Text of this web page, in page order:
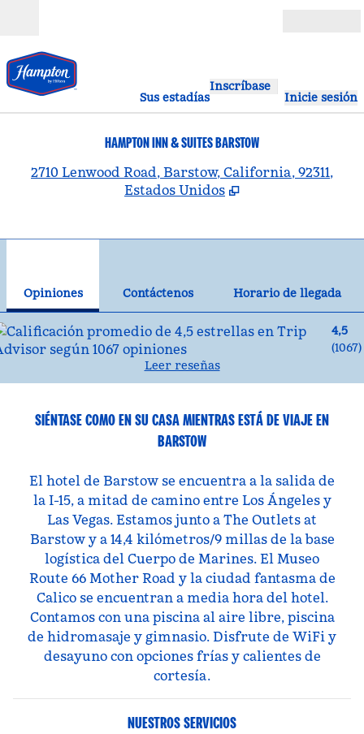
Sus estadías
Inscríbase
Inicie sesión
HAMPTON INN & SUITES BARSTOW
2710 Lenwood Road, Barstow, California, 92311,
Estados Unidos
Opiniones Contáctenos
Horario de llegada
4,5
(1067)
Leer reseñas
SIÉNTASE COMO EN SU CASA MIENTRAS ESTÁ DE VIAJE EN
BARSTOW
El hotel de Barstow se encuentra a la salida de
la I-15, a mitad de camino entre Los Ángeles y
Las Vegas. Estamos junto a The Outlets at
Barstow y a 14,4 kilómetros/9 millas de la base
logística del Cuerpo de Marines. El Museo
Route 66 Mother Road y la ciudad fantasma de
Calico se encuentran a media hora del hotel.
Contamos con una piscina al aire libre, piscina
de hidromasaje y gimnasio. Disfrute de WiFi y
desayuno con opciones frías y calientes de
cortesía.
NUESTROS SERVICIOS